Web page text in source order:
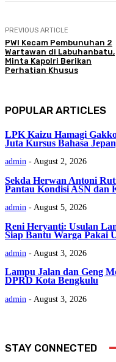
PREVIOUS ARTICLE
PWI Kecam Pembunuhan 2
Wartawan di Labuhanbatu,
Minta Kapolri Berikan
Perhatian Khusus
POPULAR ARTICLES
LPK Kaizu Hamagi
Juta Kursus Bahasa
admin - August 2, 2026
Sekda Herwan Antoni
Pantau Kondisi ASN dan
admin - August 5, 2026
Reni Heryanti: Usulan
Siap Bantu Warga Pakai
admin - August 3, 2026
Lampu Jalan dan Geng
DPRD Kota Bengkulu
admin - August 3, 2026
STAY CONNECTED